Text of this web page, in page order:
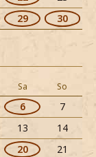
29 30
Sa So
6
7
13
14
20
21